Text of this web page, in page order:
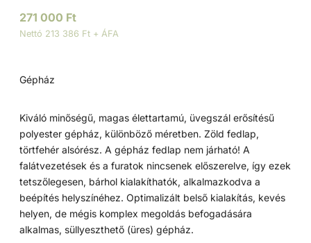
271 000 Ft
Nettó 213 386 Ft + ÁFA
Gépház
Kiváló minőségű, magas élettartamú, üvegszál erősítésű
polyester gépház, különböző méretben. Zöld fedlap,
törtfehér alsórész. A gépház fedlap nem járható! A
falátvezetések és a furatok nincsenek előszerelve, így ezek
tetszőlegesen, bárhol kialakíthatók, alkalmazkodva a
beépítés helyszínéhez. Optimalizált belső kialakítás, kevés
helyen, de mégis komplex megoldás befogadására
alkalmas, süllyeszthető (üres) gépház.